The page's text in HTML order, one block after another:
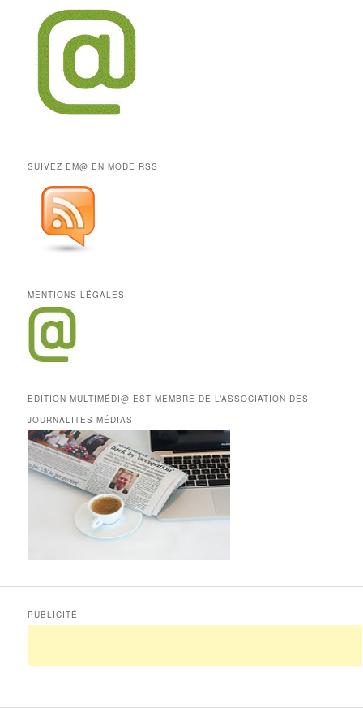
SUIVEZ EM@ EN MODE RSS
MENTIONS LÉGALES
EDITION MULTIMÉDI@ EST MEMBRE DE L’ASSOCIATION DES
JOURNALITES MÉDIAS
PUBLICITÉ